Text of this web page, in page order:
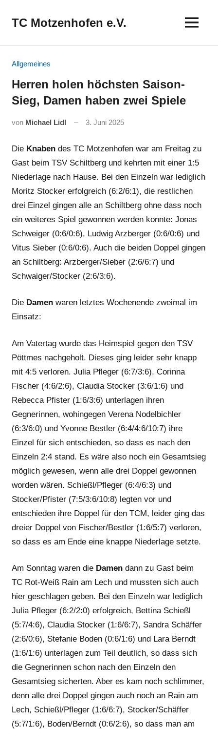
InhaltTC Motzenhofen e.V.
Allgemeines
Herren holen höchsten Saison-
Sieg, Damen haben zwei Spiele
von Michael Lidl 3. Juni 2025
Die Knaben des TC Motzenhofen war am Freitag zu
Gast beim TSV Schiltberg und kehrten mit einer 1:5
Niederlage nach Hause. Bei den Einzeln war lediglich
Moritz Stocker erfolgreich (6:2/6:1), die restlichen
drei Einzel gingen alle an Schiltberg ohne dass noch
ein weiteres Spiel gewonnen werden konnte: Jonas
Schweiger (0:6/0:6), Ludwig Arzberger (0:6/0:6) und
Vitus Sieber (0:6/0:6). Auch die beiden Doppel gingen
an Schiltberg: Arzberger/Sieber (2:6/6:7) und
Schwaiger/Stocker (2:6/3:6).
Die Damen waren letztes Wochenende zweimal im
Einsatz:
Am Vatertag wurde das Heimspiel gegen den TSV
Pöttmes nachgeholt. Dieses ging leider sehr knapp
mit 4:5 verloren. Julia Pfleger (6:7/3:6), Corinna
Fischer (4:6/2:6), Claudia Stocker (3:6/1:6) und
Rebecca Pfister (1:6/3:6) unterlagen ihren
Gegnerinnen, wohingegen Verena Nodelbichler
(6:3/6:0) und Yvonne Bestler (6:4/4:6/10:7) ihre
Einzel für sich entschieden, so dass es nach den
Einzeln 2:4 stand. Es wäre also noch ein Gesamtsieg
möglich gewesen, wenn alle drei Doppel gewonnen
worden wären. Schießl/Pfleger (6:4/6:3) und
Stocker/Pfister (7:5/3:6/10:8) legten vor und
entschieden ihre Doppel für den TCM, leider ging das
dreier Doppel von Fischer/Bestler (1:6/5:7) verloren,
so dass es am Ende eine knappe Niederlage setzte.
Am Sonntag waren die Damen dann zu Gast beim
TC Rot-Weiß Rain am Lech und mussten sich auch
hier geschlagen geben. Bei den Einzeln war lediglich
Julia Pfleger (6:2/2:0) erfolgreich, Bettina Schießl
(5:7/4:6), Claudia Stocker (1:6/6:7), Sandra Schäffer
(2:6/0:6), Stefanie Boden (0:6/1:6) und Lara Berndt
(1:6/1:6) unterlagen zum Teil deutlich, so dass sich
die Gegnerinnen schon nach den Einzeln den
Gesamtsieg sicherten. Aber es kam noch schlimmer,
denn alle drei Doppel gingen auch noch an Rain am
Lech, Schießl/Pfleger (1:6/6:7), Stocker/Schäffer
(5:7/1:6), Boden/Berndt (0:6/2:6), so dass man am